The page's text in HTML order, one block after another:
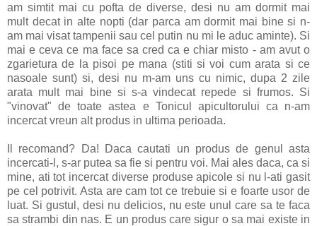
am simtit mai cu pofta de diverse, desi nu am dormit mai
mult decat in alte nopti (dar parca am dormit mai bine si n-
am mai visat tampenii sau cel putin nu mi le aduc aminte). Si
mai e ceva ce ma face sa cred ca e chiar misto - am avut o
zgarietura de la pisoi pe mana (stiti si voi cum arata si ce
nasoale sunt) si, desi nu m-am uns cu nimic, dupa 2 zile
arata mult mai bine si s-a vindecat repede si frumos. Si
"vinovat" de toate astea e Tonicul apicultorului ca n-am
incercat vreun alt produs in ultima perioada.
Il recomand? Da! Daca cautati un produs de genul asta
incercati-l, s-ar putea sa fie si pentru voi. Mai ales daca, ca si
mine, ati tot incercat diverse produse apicole si nu l-ati gasit
pe cel potrivit. Asta are cam tot ce trebuie si e foarte usor de
luat. Si gustul, desi nu delicios, nu este unul care sa te faca
sa strambi din nas. E un produs care sigur o sa mai existe in